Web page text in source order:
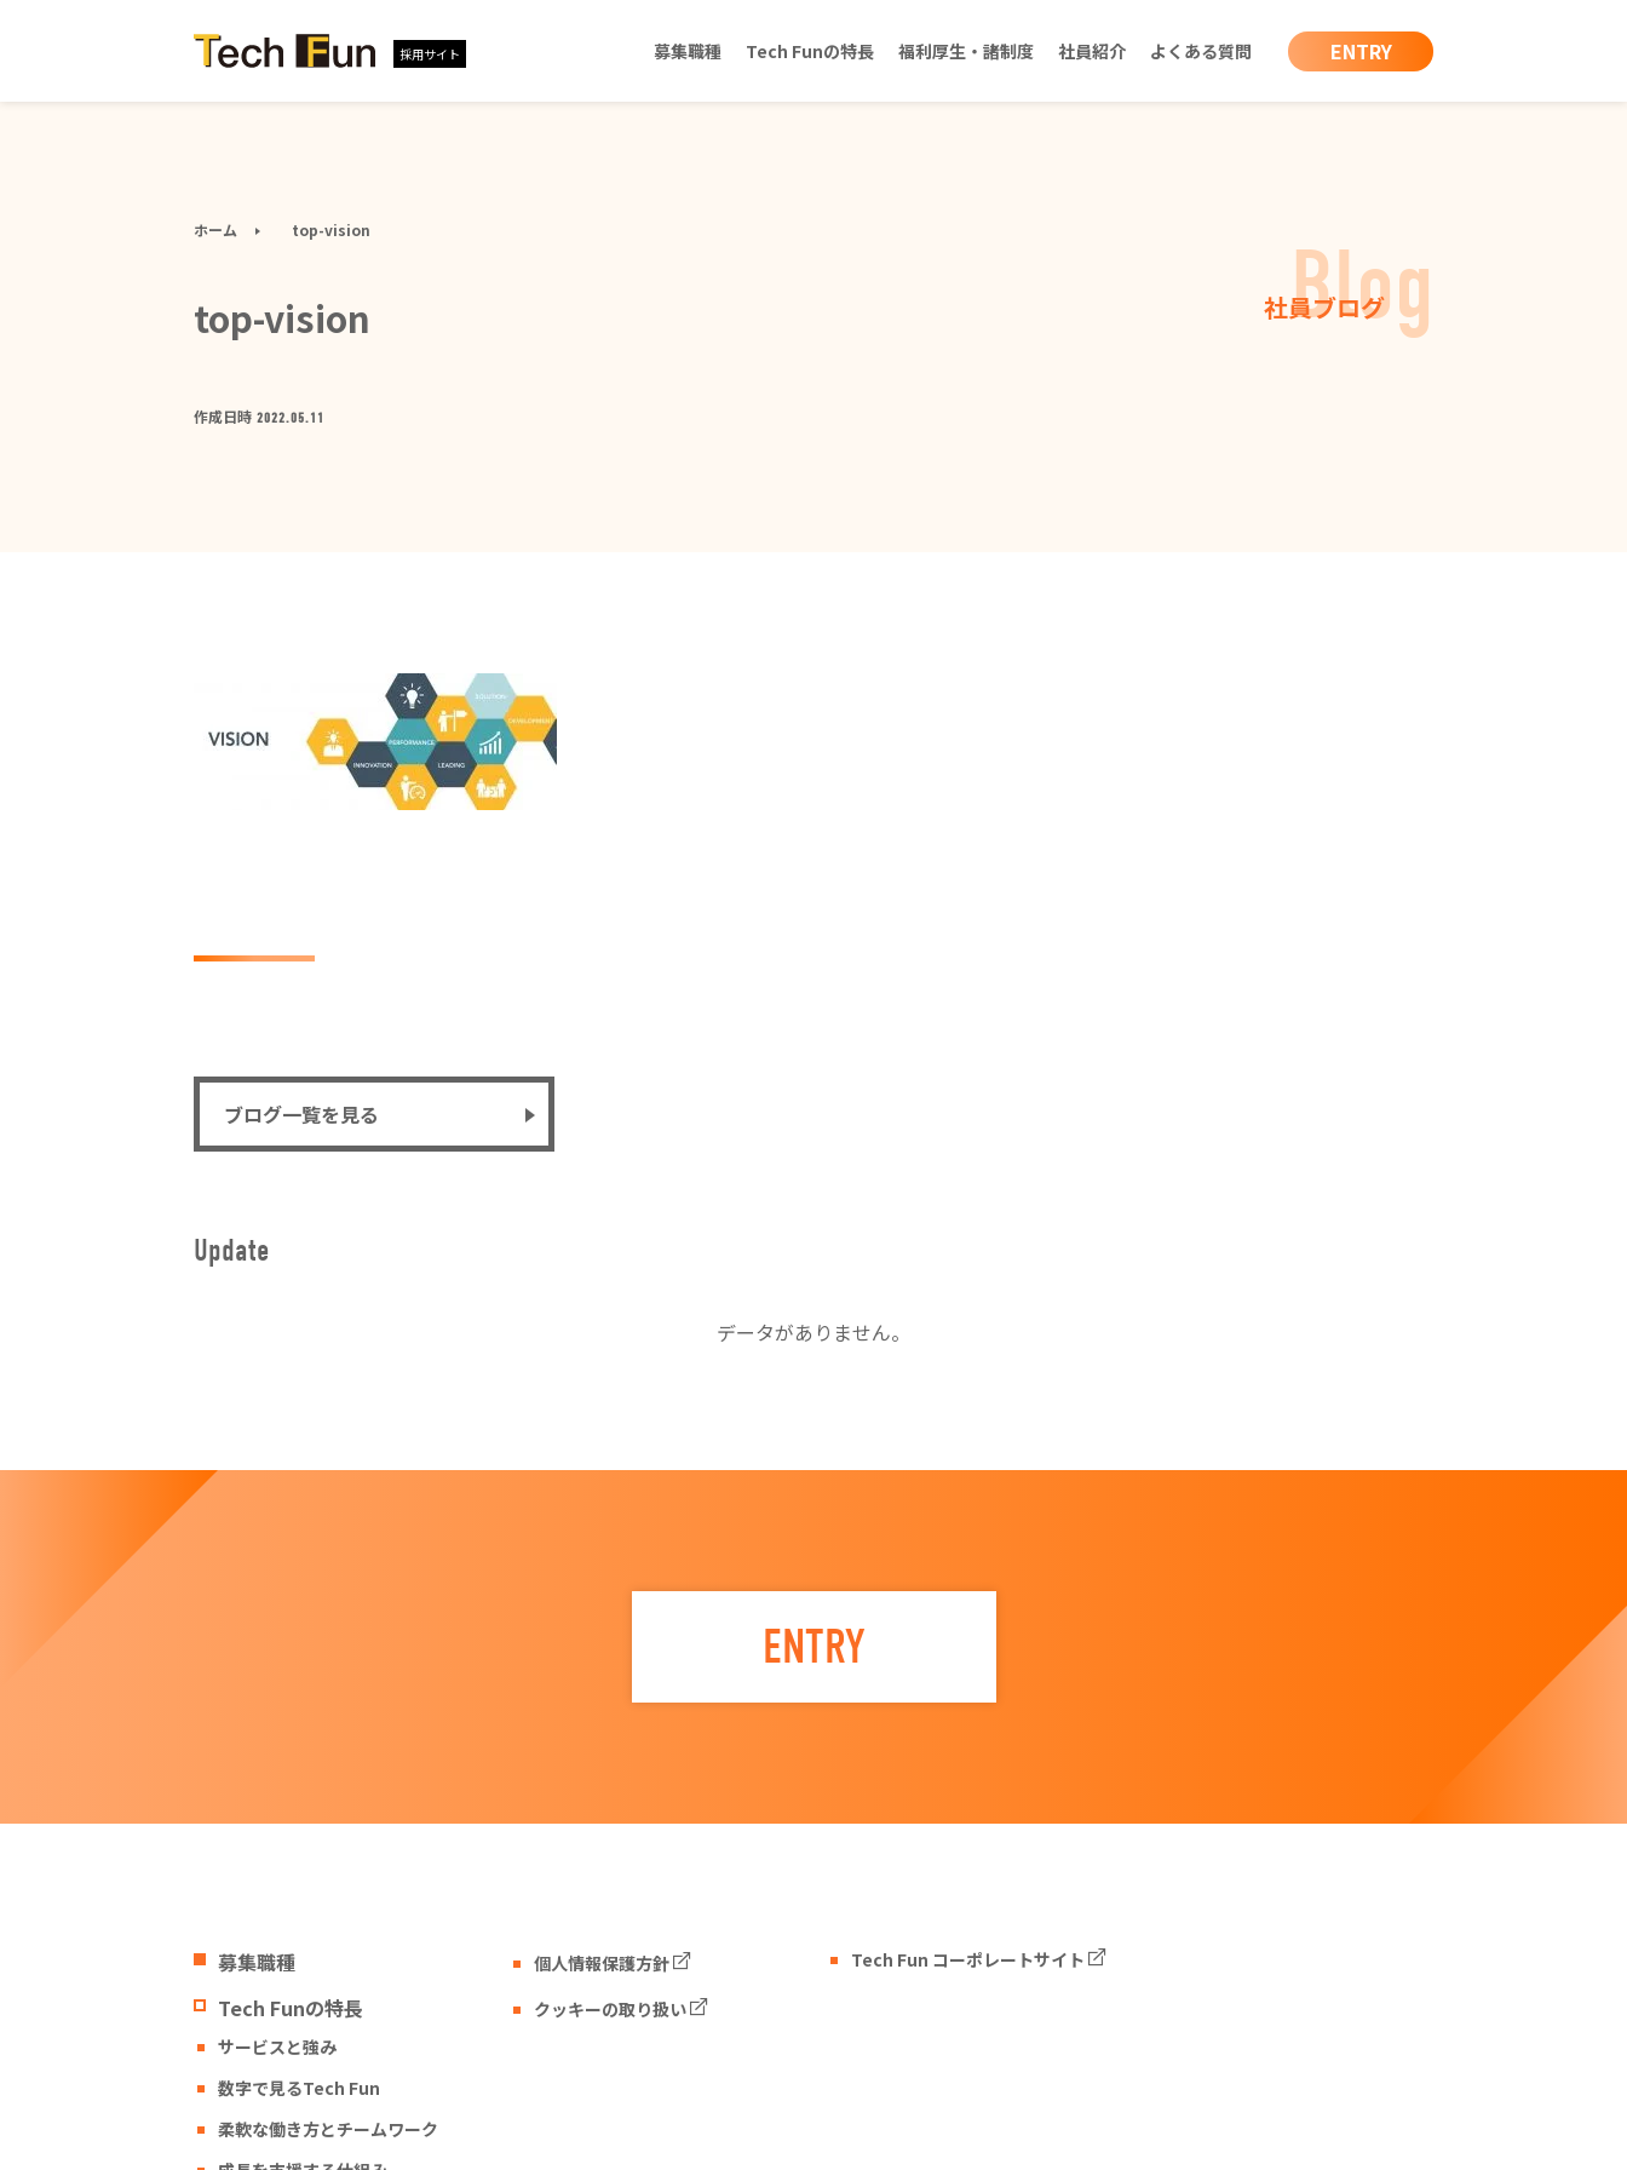
採用サイト 募集職種 Tech Funの特長 福利厚生・諸制度 社員紹介 よくある質問 ENTRY
ホーム top-vision
Blog
社員ブログ
top-vision
作成日時 2022.05.11
ブログ一覧を見る
Update
データがありません。
ENTRY
募集職種
Tech Funの特長
サービスと強み
数字で見るTech Fun
柔軟な働き方とチームワーク
個人情報保護方針
クッキーの取り扱い
Tech Fun コーポレートサイト